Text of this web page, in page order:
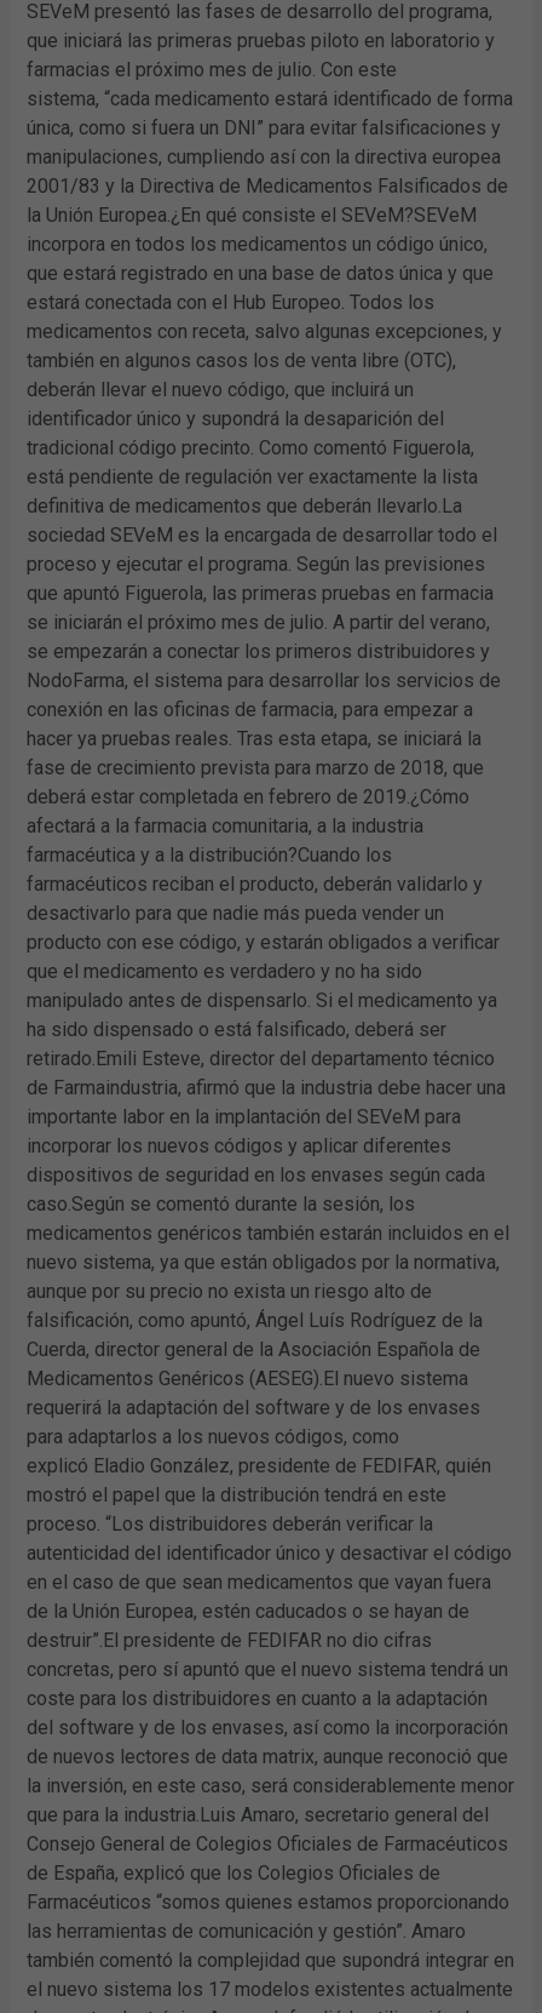
SEVeM presentó las fases de desarrollo del programa,
que iniciará las primeras pruebas piloto en laboratorio y
farmacias el próximo mes de julio. Con este
sistema, “cada medicamento estará identificado de forma
única, como si fuera un DNI” para evitar falsificaciones y
manipulaciones, cumpliendo así con la directiva europea
2001/83 y la Directiva de Medicamentos Falsificados de
la Unión Europea.¿En qué consiste el SEVeM?SEVeM
incorpora en todos los medicamentos un código único,
que estará registrado en una base de datos única y que
estará conectada con el Hub Europeo. Todos los
medicamentos con receta, salvo algunas excepciones, y
también en algunos casos los de venta libre (OTC),
deberán llevar el nuevo código, que incluirá un
identificador único y supondrá la desaparición del
tradicional código precinto. Como comentó Figuerola,
está pendiente de regulación ver exactamente la lista
definitiva de medicamentos que deberán llevarlo.La
sociedad SEVeM es la encargada de desarrollar todo el
proceso y ejecutar el programa. Según las previsiones
que apuntó Figuerola, las primeras pruebas en farmacia
se iniciarán el próximo mes de julio. A partir del verano,
se empezarán a conectar los primeros distribuidores y
NodoFarma, el sistema para desarrollar los servicios de
conexión en las oficinas de farmacia, para empezar a
hacer ya pruebas reales. Tras esta etapa, se iniciará la
fase de crecimiento prevista para marzo de 2018, que
deberá estar completada en febrero de 2019.¿Cómo
afectará a la farmacia comunitaria, a la industria
farmacéutica y a la distribución?Cuando los
farmacéuticos reciban el producto, deberán validarlo y
desactivarlo para que nadie más pueda vender un
producto con ese código, y estarán obligados a verificar
que el medicamento es verdadero y no ha sido
manipulado antes de dispensarlo. Si el medicamento ya
ha sido dispensado o está falsificado, deberá ser
retirado.Emili Esteve, director del departamento técnico
de Farmaindustria, afirmó que la industria debe hacer una
importante labor en la implantación del SEVeM para
incorporar los nuevos códigos y aplicar diferentes
dispositivos de seguridad en los envases según cada
caso.Según se comentó durante la sesión, los
medicamentos genéricos también estarán incluidos en el
nuevo sistema, ya que están obligados por la normativa,
aunque por su precio no exista un riesgo alto de
falsificación, como apuntó, Ángel Luís Rodríguez de la
Cuerda, director general de la Asociación Española de
Medicamentos Genéricos (AESEG).El nuevo sistema
requerirá la adaptación del software y de los envases
para adaptarlos a los nuevos códigos, como
explicó Eladio González, presidente de FEDIFAR, quién
mostró el papel que la distribución tendrá en este
proceso. “Los distribuidores deberán verificar la
autenticidad del identificador único y desactivar el código
en el caso de que sean medicamentos que vayan fuera
de la Unión Europea, estén caducados o se hayan de
destruir”.El presidente de FEDIFAR no dio cifras
concretas, pero sí apuntó que el nuevo sistema tendrá un
coste para los distribuidores en cuanto a la adaptación
del software y de los envases, así como la incorporación
de nuevos lectores de data matrix, aunque reconoció que
la inversión, en este caso, será considerablemente menor
que para la industria.Luis Amaro, secretario general del
Consejo General de Colegios Oficiales de Farmacéuticos
de España, explicó que los Colegios Oficiales de
Farmacéuticos “somos quienes estamos proporcionando
las herramientas de comunicación y gestión”. Amaro
también comentó la complejidad que supondrá integrar en
el nuevo sistema los 17 modelos existentes actualmente